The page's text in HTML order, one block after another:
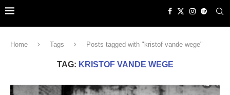
Home Tags Posts tagged with "kristof vande wege"
TAG: KRISTOF VANDE WEGE